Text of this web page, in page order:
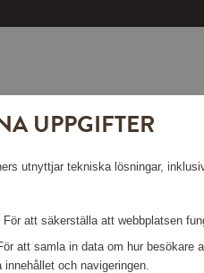
UPPGIFTER
utnyttjar tekniska lösningar,
att säkerställa att webbplatsen
att samla in data om hur besökare
och navigeringen.